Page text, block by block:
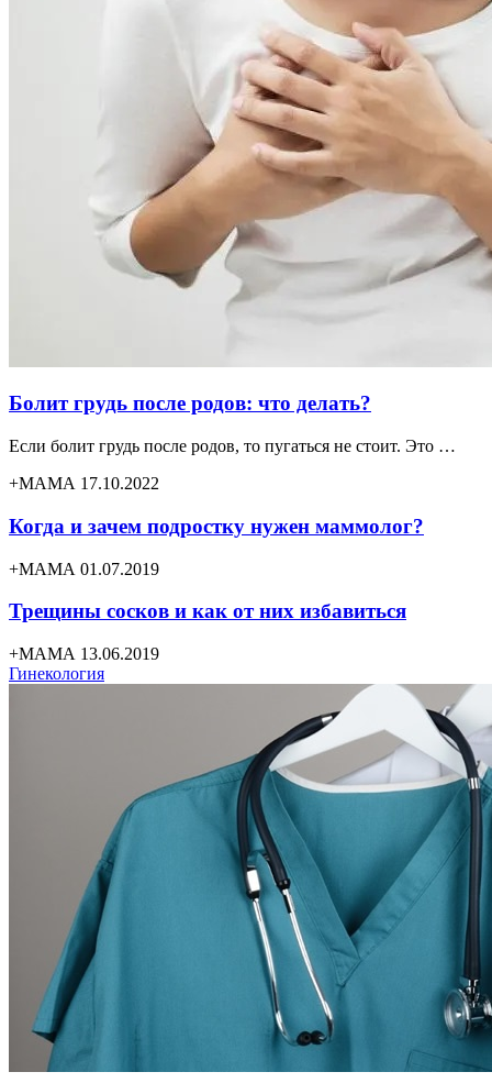
Болит грудь после родов: что делать?
Если болит грудь после родов, то пугаться не стоит. Это …
+МАМА 17.10.2022
Когда и зачем подростку нужен маммолог?
+МАМА 01.07.2019
Трещины сосков и как от них избавиться
+МАМА 13.06.2019
Гинекология